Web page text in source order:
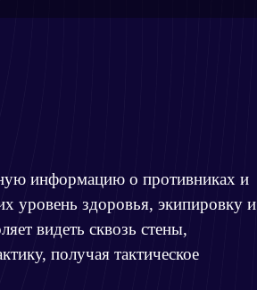
информацию о противниках и
уровень здоровья, экипировку и
видеть сквозь стены,
получая тактическое